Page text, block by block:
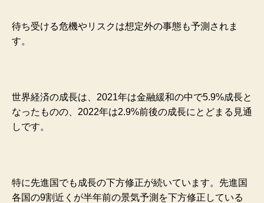
待ち受ける危機やリスクは想定外の事態も予測されま
す。
世界経済の成長は、2021年は金融緩和の中で5.9%成長と
なったものの、2022年は2.9%前後の成長にとどまる見通
しです。
特に先進国でも成長の下方修正が続いています。先進国
各国の9割近くが半年前の景気予測を下方修正している